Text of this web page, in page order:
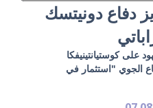
دفاع دونيتسك
على كوستيانتينيفكا
الجوي "استثمار في